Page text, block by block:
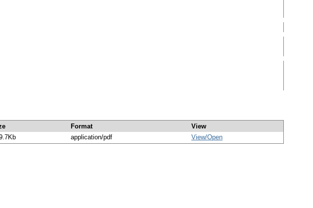
Format
View
application/pdf View/Open